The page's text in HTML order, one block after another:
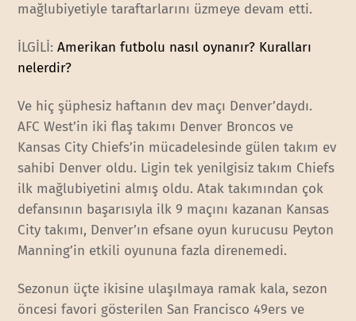
mağlubiyetiyle taraftarlarını üzmeye devam etti.
İLGİLİ:Amerikan futbolu nasıl oynanır? Kuralları
nelerdir?
Ve hiç şüphesiz haftanın dev maçı Denver’daydı.
AFC West’in iki flaş takımı Denver Broncos ve
Kansas City Chiefs’in mücadelesinde gülen takım ev
sahibi Denver oldu. Ligin tek yenilgisiz takım Chiefs
ilk mağlubiyetini almış oldu. Atak takımından çok
defansının başarısıyla ilk 9 maçını kazanan Kansas
City takımı, Denver’ın efsane oyun kurucusu Peyton
Manning’in etkili oyununa fazla direnemedi.
Sezonun üçte ikisine ulaşılmaya ramak kala, sezon
öncesi favori gösterilen San Francisco 49ers ve